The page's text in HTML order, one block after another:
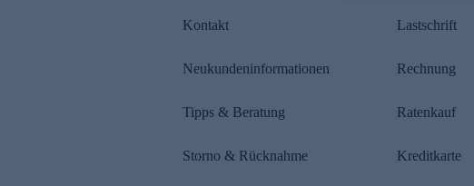
Kontakt
Neukundeninformationen
Tipps & Beratung
Storno & Rücknahme
Lastschrift
Rechnung
Ratenkauf
Kreditkarte